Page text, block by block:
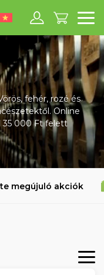
fehér, rozé és
Online
35 000 Ft felett
megújuló akciók